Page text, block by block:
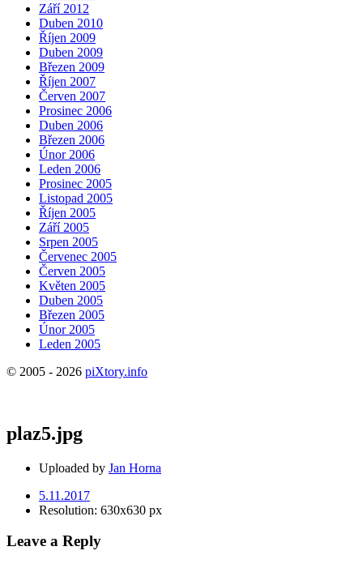
Září 2012
Duben 2010
Říjen 2009
Duben 2009
Březen 2009
Říjen 2007
Červen 2007
Prosinec 2006
Duben 2006
Březen 2006
Únor 2006
Leden 2006
Prosinec 2005
Listopad 2005
Říjen 2005
Září 2005
Srpen 2005
Červenec 2005
Červen 2005
Květen 2005
Duben 2005
Březen 2005
Únor 2005
Leden 2005
© 2005 - 2026 piXtory.info
plaz5.jpg
Uploaded by Jan Horna
5.11.2017
Resolution: 630x630 px
Leave a Reply